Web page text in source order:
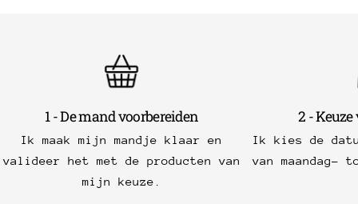
1 - De mand voorbereiden
Ik maak mijn mandje klaar en
valideer het met de producten van
mijn keuze.
2 -
Ik kies de
van maandag-